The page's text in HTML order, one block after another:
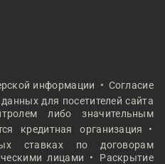
информации
Согласие
для посетителей сайта
либо значительным
кредитная организация
ставках по договорам
лицами
Раскрытие